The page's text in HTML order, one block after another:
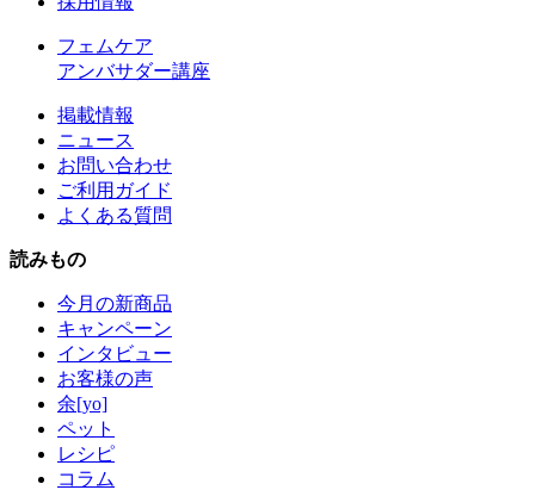
フェムケア
アンバサダー講座
掲載情報
ニュース
お問い合わせ
ご利用ガイド
よくある質問
読みもの
今月の新商品
キャンペーン
インタビュー
お客様の声
余[yo]
ペット
レシピ
コラム